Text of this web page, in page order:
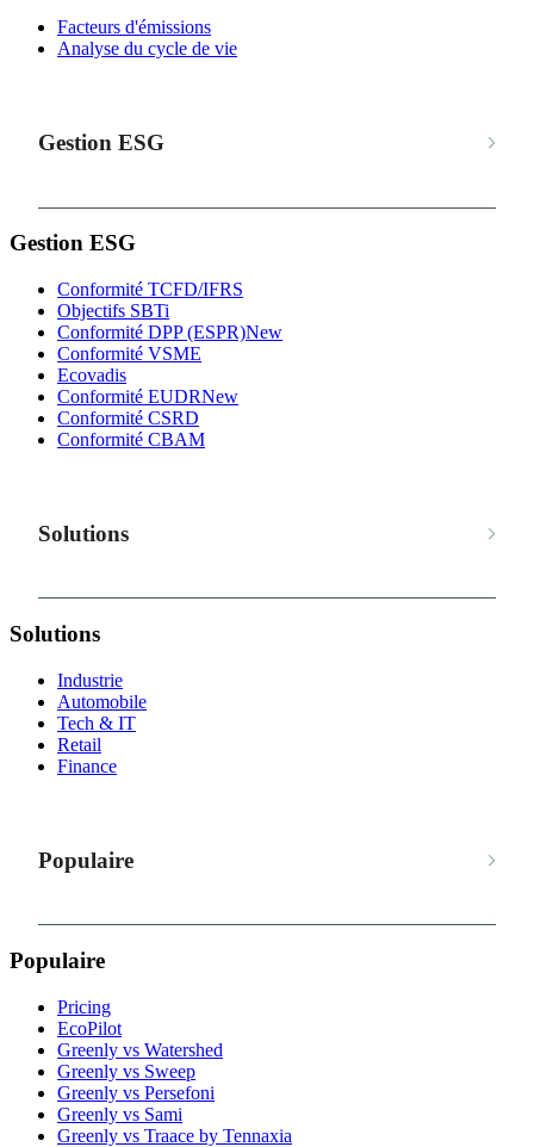
Facteurs d'émissions
Analyse du cycle de vie
Gestion ESG
Gestion ESG
Conformité TCFD/IFRS
Objectifs SBTi
Conformité DPP (ESPR)New
Conformité VSME
Ecovadis
Conformité EUDRNew
Conformité CSRD
Conformité CBAM
Solutions
Solutions
Industrie
Automobile
Tech & IT
Retail
Finance
Populaire
Populaire
Pricing
EcoPilot
Greenly vs Watershed
Greenly vs Sweep
Greenly vs Persefoni
Greenly vs Sami
Greenly vs Traace by Tennaxia